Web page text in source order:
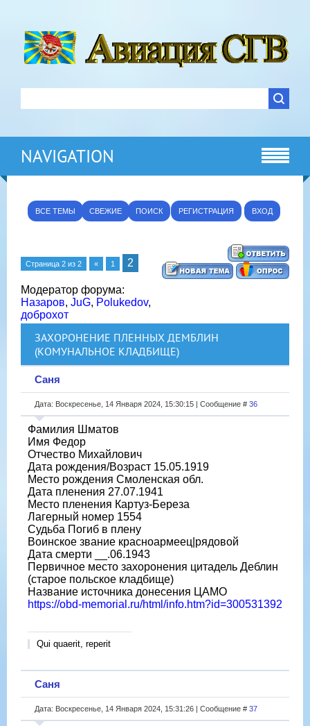
NAVIGATION
ВСЕ ТЕМЫ СВЕЖИЕ ПОИСК РЕГИСТРАЦИЯ ВХОД
Страница 2 из 2 « 1 2
Модератор форума:
Назаров, JuG, Polukedov,
доброхот
ЗАХОРОНЕНИЕ ПЛЕННЫХ ДЕМБЛИН
(КОМУНАЛЬНОЕ КЛАДБИЩЕ)
Саня
Дата: Воскресенье, 14 Января 2024, 15:30:15 | Сообщение # 36
Фамилия Шматов
Имя Федор
Отчество Михайлович
Дата рождения/Возраст 15.05.1919
Место рождения Смоленская обл.
Дата пленения 27.07.1941
Место пленения Картуз-Береза
Лагерный номер 1554
Судьба Погиб в плену
Воинское звание красноармеец|рядовой
Дата смерти __.06.1943
Первичное место захоронения цитадель Деблин
(старое польское кладбище)
Название источника донесения ЦАМО
https://obd-memorial.ru/html/info.htm?id=300531392
Qui quaerit, reperit
Саня
Дата: Воскресенье, 14 Января 2024, 15:31:26 | Сообщение # 37